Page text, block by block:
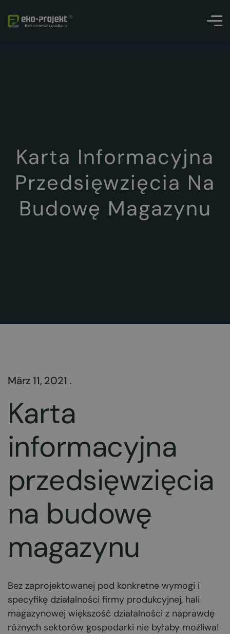
Karta Informacyjna
Przedsięwzięcia Na
Budowę Magazynu
März 11, 2021 .
Karta
informacyjna
przedsięwzięcia
na budowę
magazynu
Bez zaprojektowanej pod konkretne wymogi i
specyfikę działalności firmy produkcyjnej, hali
magazynowej większość działalności z naprawdę
różnych sektorów gospodarki nie byłaby możliwa!